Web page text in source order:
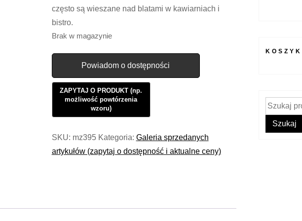
często są wieszane nad blatami w kawiarniach i
bistro.
Brak w magazynie
Powiadom o dostępności
SKU: mz395 Kategoria: Galeria sprzedanych
artykułów (zapytaj o dostępność i aktualne ceny)
KOSZYK
Szukaj:
Szukaj